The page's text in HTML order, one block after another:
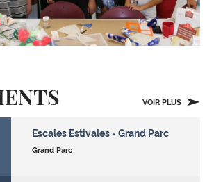
VOIR PLUS
Escales Estivales - Grand Parc
Grand Parc